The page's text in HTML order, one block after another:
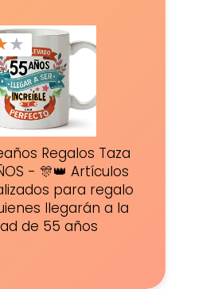
★
Regalos Taza
- 🎊👑 Artículos
para regalo
llegarán a la
de 55 años